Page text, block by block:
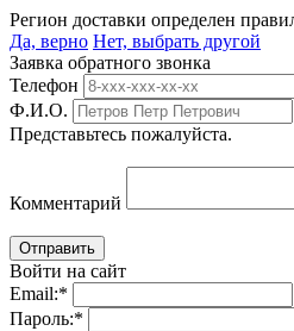
Регион доставки определен
Да, верно Нет, выбрать другой
Заявка обратного звонка
Телефон
Ф.И.О.
Представьтесь пожалуйста.
Комментарий
Войти на сайт
Email:*
Пароль:*